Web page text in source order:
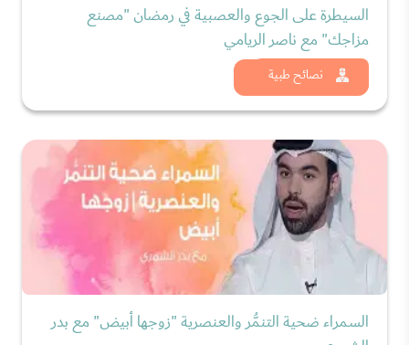
نصائح طبية
السيطرة على الجوع والعصبية في رمضان "مصنع
مزاجك" مع ناصر الريامي
شاهد الان
السمراء ضحية التنمُّر والعنصرية "زوجها أبيض" مع بدر